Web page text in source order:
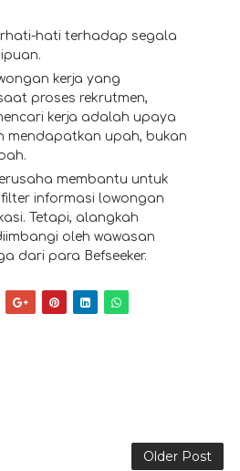
hati terhadap segala
kerja yang
proses rekrutmen,
kerja adalah upaya
mendapatkan upah, bukan
membantu untuk
informasi lowongan
Tetapi, alangkah
oleh wawasan
dari para Befseeker.
Older Post